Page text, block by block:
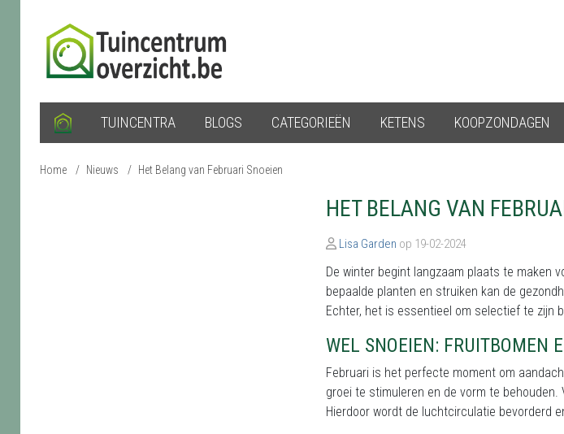
TUINCENTRA BLOGS CATEGORIEËN KETENS KOOPZONDAGEN
Home / Nieuws / Het Belang van Februari Snoeien
HET BELANG VAN
Lisa Garden op 19-02-2024
De winter begint langzaam plaats te maken
bepaalde planten en struiken kan de
Echter, het is essentieel om selectief te zijn
WEL SNOEIEN: FRUITBOMEN
Februari is het perfecte moment om
groei te stimuleren en de vorm te
Hierdoor wordt de luchtcirculatie bevorderd